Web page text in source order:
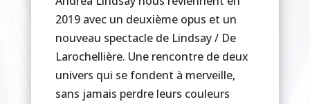
2019 avec un deuxième opus et un
nouveau spectacle de Lindsay / De
Larochellière. Une rencontre de deux
univers qui se fondent à merveille,
sans jamais perdre leurs couleurs